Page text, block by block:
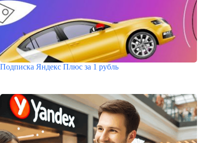
Подписка Яндекс Плюс за 1 рубль